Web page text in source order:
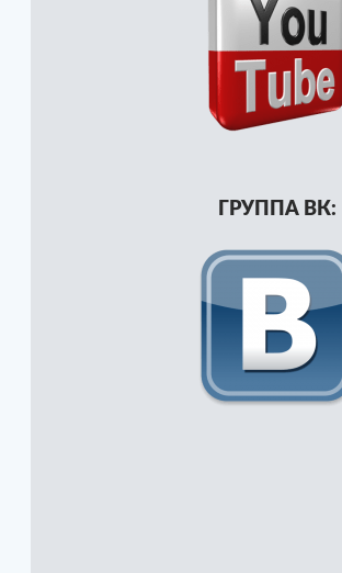
ГРУППА ВК: